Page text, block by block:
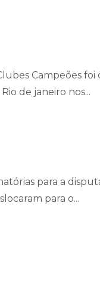
Campeões foi
de janeiro nos...
para a
para o...